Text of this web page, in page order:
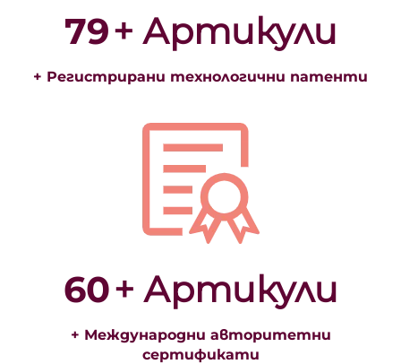
79+ Артикули
+ Регистрирани технологични патенти
60+ Артикули
+ Международни авторитетни
сертификати